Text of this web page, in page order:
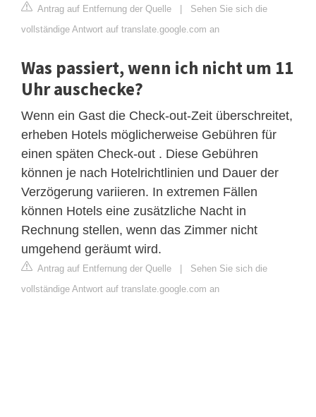
Antrag auf Entfernung der Quelle | Sehen Sie sich die
vollständige Antwort auf translate.google.com an
Was passiert, wenn ich nicht um 11
Uhr auschecke?
Wenn ein Gast die Check-out-Zeit überschreitet,
erheben Hotels möglicherweise Gebühren für
einen späten Check-out . Diese Gebühren
können je nach Hotelrichtlinien und Dauer der
Verzögerung variieren. In extremen Fällen
können Hotels eine zusätzliche Nacht in
Rechnung stellen, wenn das Zimmer nicht
umgehend geräumt wird.
Antrag auf Entfernung der Quelle | Sehen Sie sich die
vollständige Antwort auf translate.google.com an